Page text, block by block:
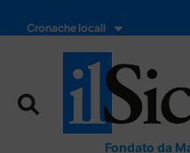
Cronache locali
Fondato da